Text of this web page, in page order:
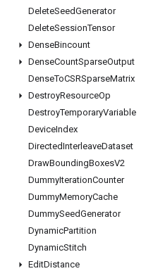
DeleteSeedGenerator
DeleteSessionTensor
DenseBincount
DenseCountSparseOutput
DenseToCSRSparseMatrix
DestroyResourceOp
DestroyTemporaryVariable
DeviceIndex
DirectedInterleaveDataset
DrawBoundingBoxesV2
DummyIterationCounter
DummyMemoryCache
DummySeedGenerator
DynamicPartition
DynamicStitch
EditDistance